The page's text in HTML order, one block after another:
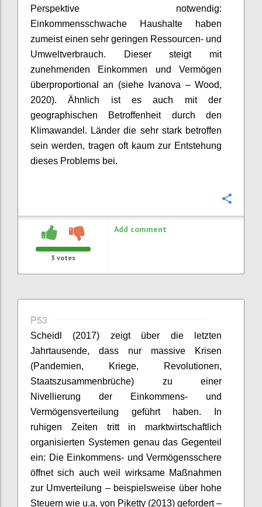
Perspektive notwendig:
Einkommensschwache Haushalte haben
zumeist einen sehr geringen Ressourcen- und
Umweltverbrauch. Dieser steigt mit
zunehmenden Einkommen und Vermögen
überproportional an (siehe
Ivanova – Wood,
2020). Ähnlich ist es auch mit der
geographischen Betroffenheit durch den
Klimawandel. Länder die sehr stark betroffen
sein werden, tragen oft kaum zur Entstehung
dieses Problems bei.
3 votes
Add comment
P53
Scheidl
(2017) zeigt über die letzten
Jahrtausende, dass nur massive Krisen
(Pandemien, Kriege, Revolutionen,
Staatszusammenbrüche) zu einer
Nivellierung der Einkommens- und
Vermögensverteilung geführt haben. In
ruhigen Zeiten tritt in marktwirtschaftlich
organisierten Systemen genau das Gegenteil
ein: Die Einkommens- und Vermögensschere
öffnet sich auch weil wirksame Maßnahmen
zur Umverteilung – beispielsweise über hohe
Steuern wie u.a. von Piketty (2013) gefordert –